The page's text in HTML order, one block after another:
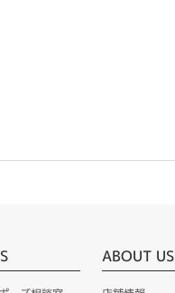
ABOUT US